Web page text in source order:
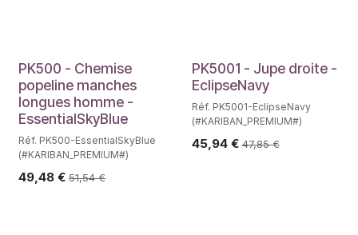
PK500 - Chemise
popeline manches
longues homme -
EssentialSkyBlue
Réf. PK500-EssentialSkyBlue
(#KARIBAN_PREMIUM#)
49,48 € 51,54€
PK5001 - Jupe droite -
EclipseNavy
Réf. PK5001-EclipseNavy
(#KARIBAN_PREMIUM#)
45,94€ 47,85€